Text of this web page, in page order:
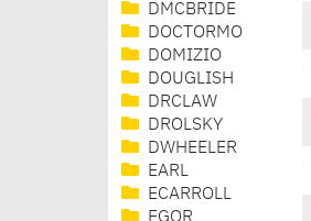
DMCBRIDE
DOCTORMO
DOMIZIO
DOUGLISH
DRCLAW
DROLSKY
DWHEELER
EARL
ECARROLL